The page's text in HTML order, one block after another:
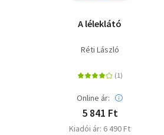
A léleklátó
Réti László
Online ár:
5 841 Ft
Kiadói ár: 6 490 Ft